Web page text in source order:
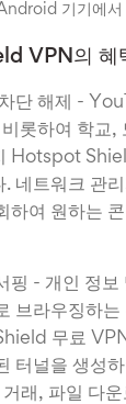
기기에서
VPN의 혜
단 해제 -
롯하여 학교,
Hotspot
. 네트워크 관
하여 원하는
핑 - 개인 정보
브라우징하는
무료
터널을 생성
래, 파일 다